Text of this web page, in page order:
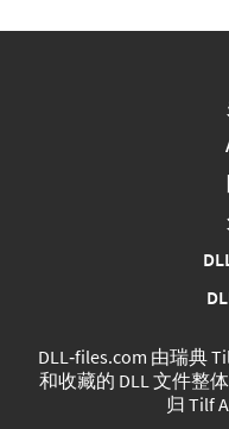
DLL‑files.com 由瑞典
和收藏的 DLL 文件整
归 Tilf